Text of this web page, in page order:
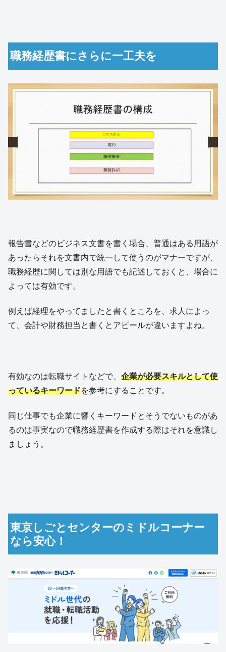
職務経歴書にさらに一工夫を
報告書などのビジネス文書を書く場合、普通はある用語が
あったらそれを文書内で統一して使うのがマナーですが、
職務経歴に関しては別な用語でも記述しておくと、場合に
よっては有効です。
例えば経理をやってましたと書くところを、求人によっ
て、会計や財務担当と書くとアピールが違いますよね。
有効なのは転職サイトなどで、 企業が必要スキルとして使
っているキーワードを参考にすることです。
同じ仕事でも企業に響くキーワードとそうでないものがあ
るのは事実なので職務経歴書を作成する際はそれを意識し
ましょう。
東京しごとセンターのミドルコーナー
なら安心！